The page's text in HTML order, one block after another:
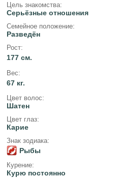
Цель знакомства:
Серьёзные отношения
Семейное положение:
Разведён
Рост:
177 см.
Вес:
67 кг.
Цвет волос:
Шатен
Цвет глаз:
Карие
Знак зодиака:
Рыбы
Курение:
Курю постоянно